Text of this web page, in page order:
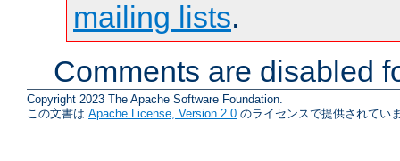
mailing lists.
Comments are disabled
Copyright 2023 The Apache Software Foundation.
この文書は Apache License, Version 2.0 のライセンスで提供されてい